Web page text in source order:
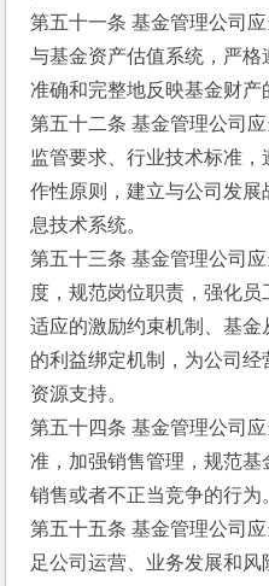
第五十一条 基金管理公司
与基金资产估值系统，严格
准确和完整地反映基金财产
第五十二条 基金管理公司
监管要求、行业技术标准
作性原则，建立与公司发
息技术系统。
第五十三条 基金管理公司
度，规范岗位职责，强化
适应的激励约束机制、基金
的利益绑定机制，为公司
资源支持。
第五十四条 基金管理公司
准，加强销售管理，规范
销售或者不正当竞争的行为
第五十五条 基金管理公司
足公司运营、业务发展和风